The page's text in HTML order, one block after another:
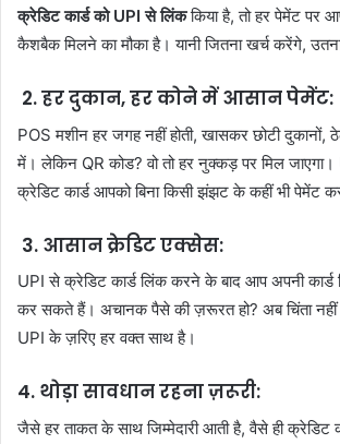
क्रेडिट कार्ड को UPI से लिंककिया है, तो हर पेमेंट पर
कैशबैक मिलने का मौका है। यानी जितना खर्च करेंगे,
2. हर दुकान, हर कोने में आसान पेमेंट:
POS मशीन हर जगह नहीं होती, खासकर छोटी दुकानों,
में। लेकिन QR कोड? वो तो हर नुक्कड़ पर मिल
क्रेडिट कार्ड आपको बिना किसी झंझट के कहीं भी पेमेंट
3. आसान क्रेडिट एक्सेस:
UPI से क्रेडिट कार्ड लिंक करने के बाद आप अपनी कार्ड
कर सकते हैं। अचानक पैसे की ज़रूरत हो? अब चिंता नहीं
UPI के ज़रिए हर वक्त साथ है।
4. थोड़ा सावधान रहना ज़रूरी:
जैसे हर ताकत के साथ जिम्मेदारी आती है, वैसे ही